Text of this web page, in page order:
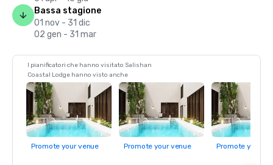
Bassa stagione
01 nov - 31 dic
02 gen - 31 mar
I pianificatori che hanno visitato Salishan
Coastal Lodge hanno visto anche
Promote your venue Promote your venue Promote your